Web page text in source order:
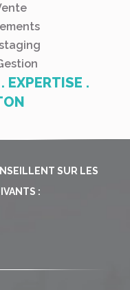
EXPERTISE .
SUR LES
: